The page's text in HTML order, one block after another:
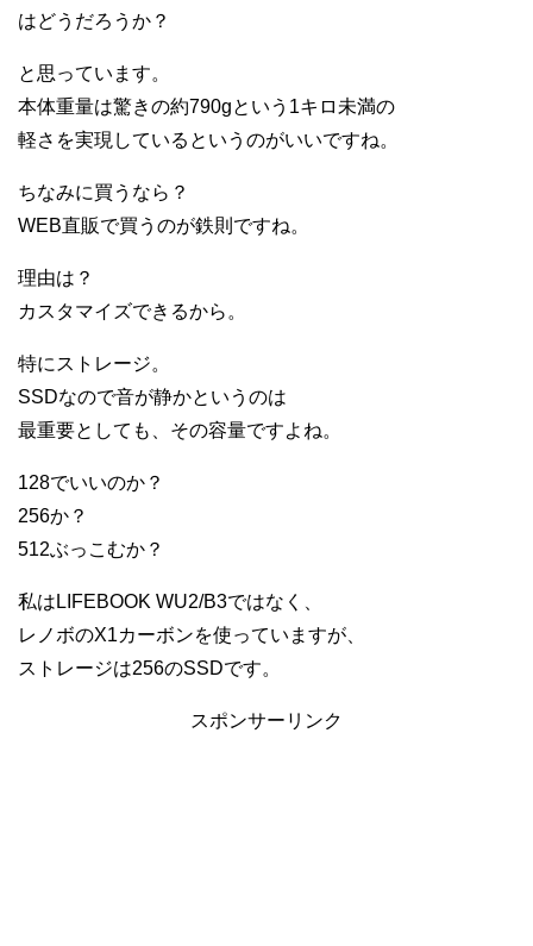
はどうだろうか？
と思っています。
本体重量は驚きの約790gという1キロ未満の
軽さを実現しているというのがいいですね。
ちなみに買うなら？
WEB直販で買うのが鉄則ですね。
理由は？
カスタマイズできるから。
特にストレージ。
SSDなので音が静かというのは
最重要としても、その容量ですよね。
128でいいのか？
256か？
512ぶっこむか？
私はLIFEBOOK WU2/B3ではなく、
レノボのX1カーボンを使っていますが、
ストレージは256のSSDです。
スポンサーリンク